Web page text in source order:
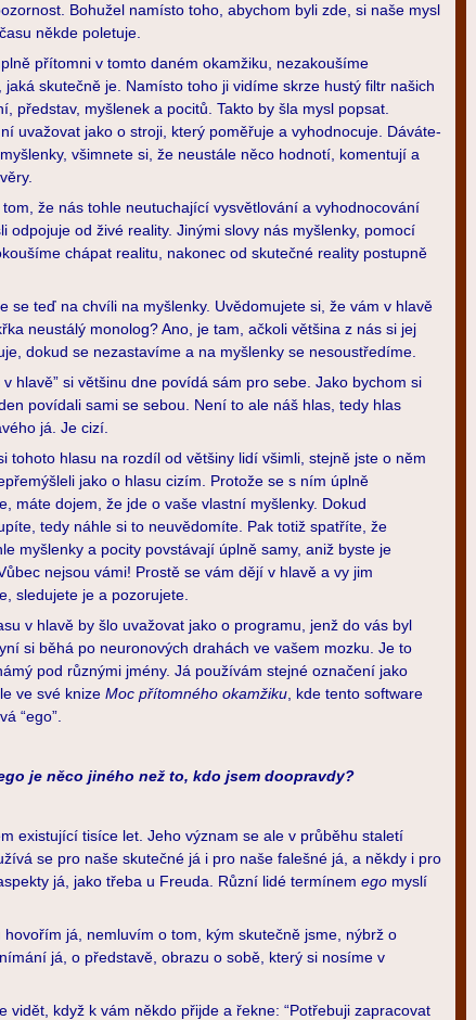
Bohužel namísto toho, abychom byli zde, si naše mysl
někde poletuje.
přítomni v tomto daném okamžiku, nezakoušíme
jaká skutečně je. Namísto toho ji vidíme skrze hustý filtr našich
představ, myšlenek a pocitů. Takto by šla mysl popsat.
uvažovat jako o stroji, který poměřuje a vyhodnocuje. Dáváte-
všimnete si, že neustále něco hodnotí, komentují a
že nás tohle neutuchající vysvětlování a vyhodnocování
odpojuje od živé reality. Jinými slovy nás myšlenky, pomocí
chápat realitu, nakonec od skutečné reality postupně
se teď na chvíli na myšlenky. Uvědomujete si, že vám v hlavě
neustálý monolog? Ano, je tam, ačkoli většina z nás si jej
dokud se nezastavíme a na myšlenky se nesoustředíme.
v hlavě” si většinu dne povídá sám pro sebe. Jako bychom si
povídali sami se sebou. Není to ale náš hlas, tedy hlas
já. Je cizí.
tohoto hlasu na rozdíl od většiny lidí všimli, stejně jste o něm
jako o hlasu cizím. Protože se s ním úplně
máte dojem, že jde o vaše vlastní myšlenky. Dokud
tedy náhle si to neuvědomíte. Pak totiž spatříte, že
myšlenky a pocity povstávají úplně samy, aniž byste je
nejsou vámi! Prostě se vám dějí v hlavě a vy jim
sledujete je a pozorujete.
v hlavě by šlo uvažovat jako o programu, jenž do vás byl
si běhá po neuronových drahách ve vašem mozku. Je to
pod různými jmény. Já používám stejné označení jako
ve své knize Moc přítomného okamžiku , kde tento software
“ego”.
je něco jiného než to, kdo jsem doopravdy?
existující tisíce let. Jeho význam se ale v průběhu staletí
se pro naše skutečné já i pro naše falešné já, a někdy i pro
já, jako třeba u Freuda. Různí lidé termínem ego myslí
hovořím já, nemluvím o tom, kým skutečně jsme, nýbrž o
já, o představě, obrazu o sobě, který si nosíme v
vidět, když k vám někdo přijde a řekne: “Potřebuji zapracovat